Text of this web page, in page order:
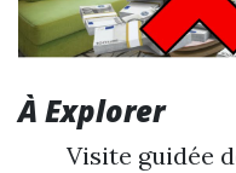
À Explorer
Visite guidée